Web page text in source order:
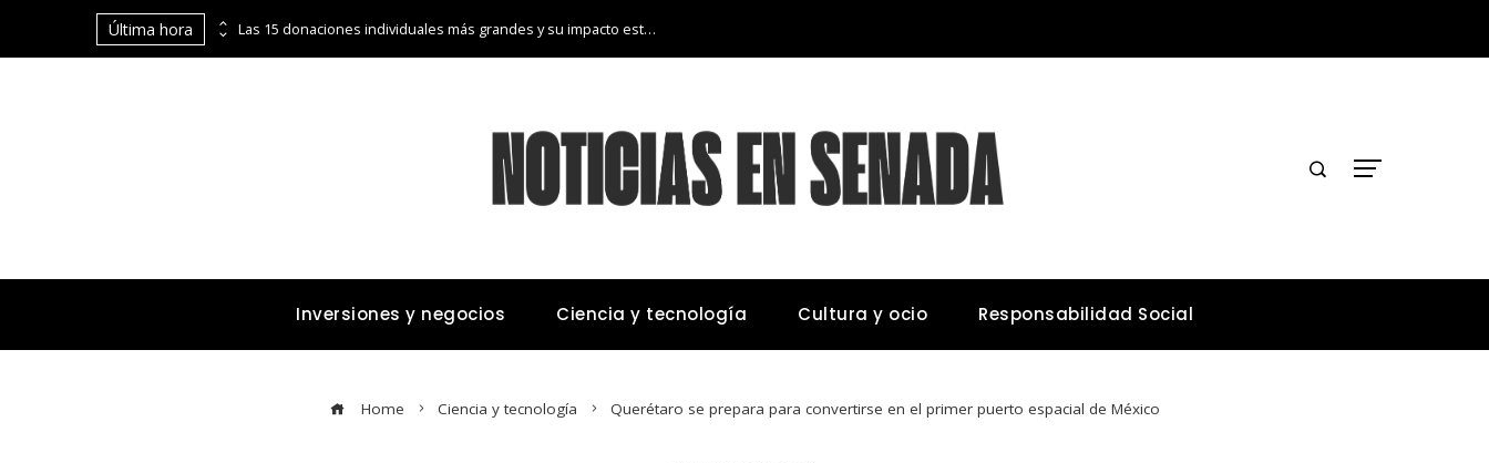
Última hora Las 15 donaciones individuales más grandes y su impacto estructural en sistemas educativos y sanitarios
Inversiones y negocios Ciencia y tecnología Cultura y ocio Responsabilidad Social
Home Ciencia y tecnología Querétaro se prepara para convertirse en el primer puerto espacial de México